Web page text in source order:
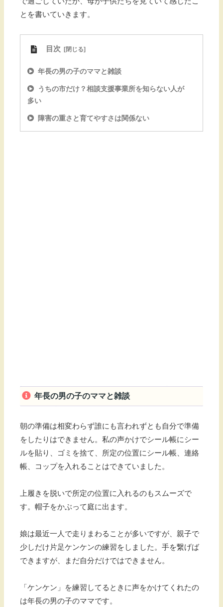
とを書いていきます。
目次
年長の男の子のママと雑談
うちの市だけ？相談支援事業所を知らない人が
多い
障害の重さと育てやすさは関係ない
年長の男の子のママと雑談
朝の準備は相変わらず誰にも言われずとも自分で準備
をしたりはできません。私の声かけでシール帳にシー
ルを貼り、ゴミを捨て、所定の位置にシール帳、連絡
帳、コップを入れることはできていました。
上履きを脱いで所定の位置に入れるのもスムーズで
す。帽子をかぶって庭に出ます。
娘は最近一人で走りまわることが多いですが、親子で
少しだけ片足ケンケンの練習をしました。手を繋げば
できますが、まだ自分だけではできません。
「ケンケン」を練習してるときに声をかけてくれたの
は年長の男の子のママです。